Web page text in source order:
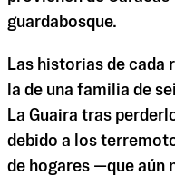
guardabosque.
Las historias de cada
la de una familia de
La Guaira tras
debido a los
de hogares —que aún